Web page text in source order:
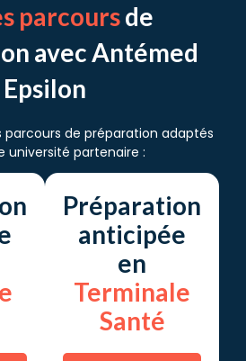
parcoursde
avec Antémed
Epsilon
parcours de préparation adaptés
université partenaire :
Préparation
anticipée
en
Terminale
Santé